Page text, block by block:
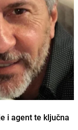
i agent te ključna